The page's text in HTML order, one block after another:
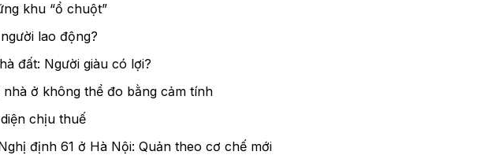
khu “ổ chuột”
lao động?
đất: Người giàu có lợi?
ở không thể đo bằng cảm tính
chịu thuế
định 61 ở Hà Nội: Quản theo cơ chế mới